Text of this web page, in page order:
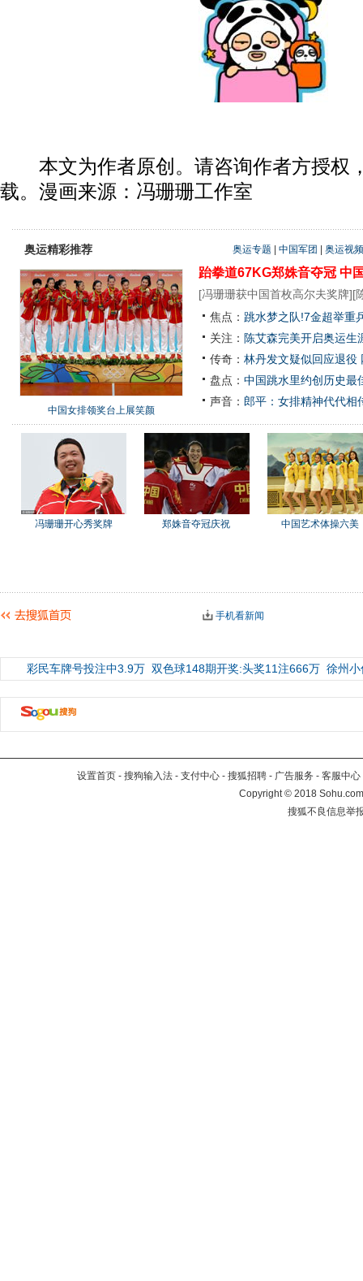
本文为作者原创。请咨询作者方授权
载。漫画来源：冯珊珊工作室
奥运精彩推荐 奥运专题 中国军团 奥运视频
中国女排领奖台上展笑颜
跆拳道67KG郑姝音夺冠 中
[冯珊珊获中国首枚高尔夫奖牌][
焦点： 跳水梦之队!7金超举重
关注： 陈艾森完美开启奥运
传奇： 林丹发文疑似回应退役
盘点： 中国跳水里约创历史最
声音： 郎平：女排精神代代相
冯珊珊开心秀奖牌 郑姝音夺冠庆祝 中国艺术体操六美
手机看新闻
彩民车牌号投注中3.9万 双色球148期开奖:头奖11注666万 徐州
设置首页 - 搜狗输入法 - 支付中心 - 搜狐招聘 - 广告服务 - 客服中心
Copyright©2018
搜狐不良信息举